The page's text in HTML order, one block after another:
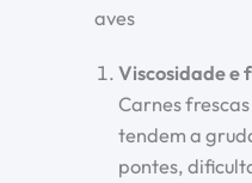
aves
Viscosidade e
Carnes
tendem a
pontes,